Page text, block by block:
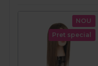
NOU
Pret special